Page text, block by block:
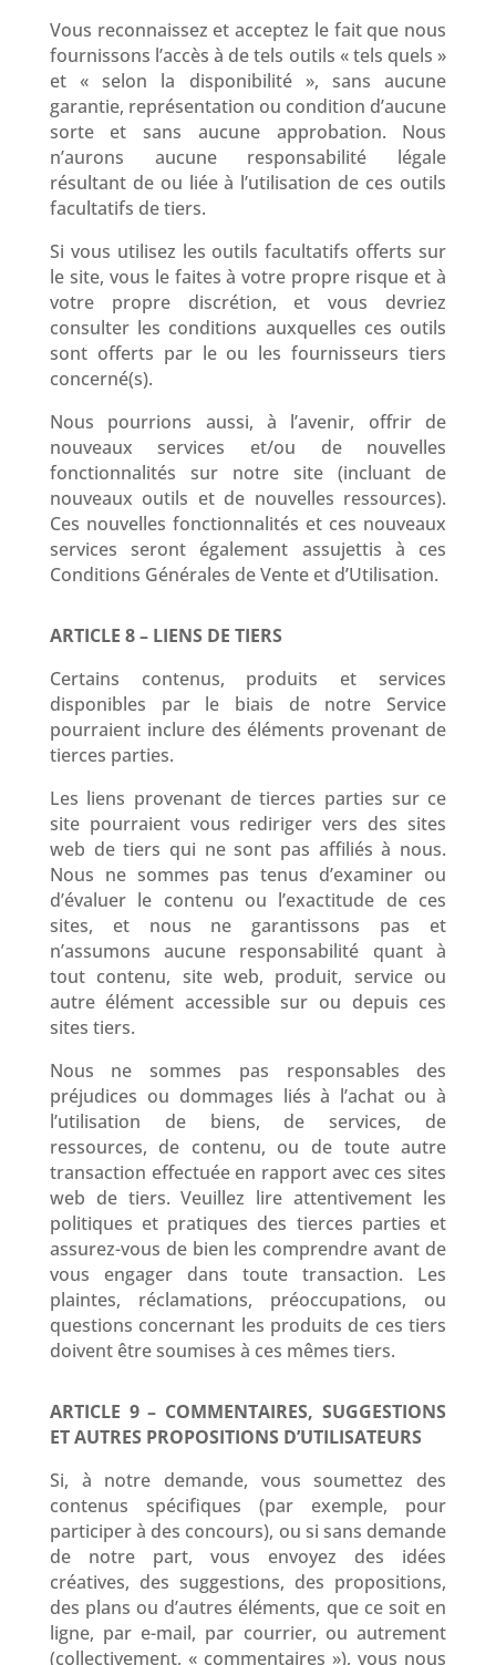
Vous reconnaissez et acceptez le fait que nous
fournissons l’accès à de tels outils « tels quels »
et « selon la disponibilité », sans aucune
garantie, représentation ou condition d’aucune
sorte et sans aucune approbation. Nous
n’aurons aucune responsabilité légale
résultant de ou liée à l’utilisation de ces outils
facultatifs de tiers.
Si vous utilisez les outils facultatifs offerts sur
le site, vous le faites à votre propre risque et à
votre propre discrétion, et vous devriez
consulter les conditions auxquelles ces outils
sont offerts par le ou les fournisseurs tiers
concerné(s).
Nous pourrions aussi, à l’avenir, offrir de
nouveaux services et/ou de nouvelles
fonctionnalités sur notre site (incluant de
nouveaux outils et de nouvelles ressources).
Ces nouvelles fonctionnalités et ces nouveaux
services seront également assujettis à ces
Conditions Générales de Vente et d’Utilisation.
ARTICLE 8 – LIENS DE TIERS
Certains contenus, produits et services
disponibles par le biais de notre Service
pourraient inclure des éléments provenant de
tierces parties.
Les liens provenant de tierces parties sur ce
site pourraient vous rediriger vers des sites
web de tiers qui ne sont pas affiliés à nous.
Nous ne sommes pas tenus d’examiner ou
d’évaluer le contenu ou l’exactitude de ces
sites, et nous ne garantissons pas et
n’assumons aucune responsabilité quant à
tout contenu, site web, produit, service ou
autre élément accessible sur ou depuis ces
sites tiers.
Nous ne sommes pas responsables des
préjudices ou dommages liés à l’achat ou à
l’utilisation de biens, de services, de
ressources, de contenu, ou de toute autre
transaction effectuée en rapport avec ces sites
web de tiers. Veuillez lire attentivement les
politiques et pratiques des tierces parties et
assurez-vous de bien les comprendre avant de
vous engager dans toute transaction. Les
plaintes, réclamations, préoccupations, ou
questions concernant les produits de ces tiers
doivent être soumises à ces mêmes tiers.
ARTICLE 9 – COMMENTAIRES, SUGGESTIONS
ET AUTRES PROPOSITIONS D’UTILISATEURS
Si, à notre demande, vous soumettez des
contenus spécifiques (par exemple, pour
participer à des concours), ou si sans demande
de notre part, vous envoyez des idées
créatives, des suggestions, des propositions,
des plans ou d’autres éléments, que ce soit en
ligne, par e-mail, par courrier, ou autrement
(collectivement, « commentaires »), vous nous